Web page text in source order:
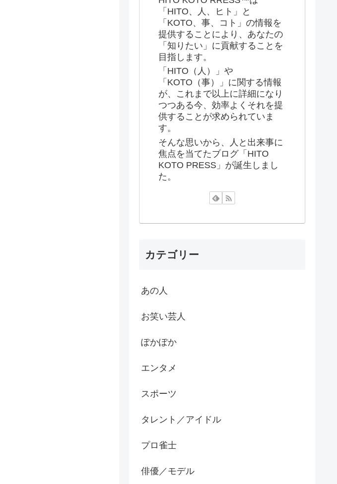
「HITO、人、ヒト」と
「KOTO、事、コト」の情報を
提供することにより、あなたの
「知りたい」に貢献することを
目指します。
「HITO（人）」や
「KOTO（事）」に関する情報
が、これまで以上に詳細になり
つつある今、効率よくそれを提
供することが求められていま
す。
そんな思いから、人と出来事に
焦点を当てたブログ「HITO
KOTO PRESS」が誕生しまし
た。
カテゴリー
あの人
お笑い芸人
ぽかぽか
エンタメ
スポーツ
タレント／アイドル
プロ雀士
俳優／モデル